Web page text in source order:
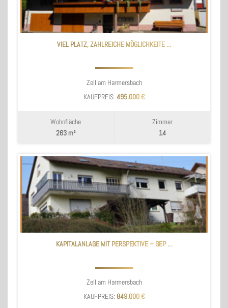
VIEL PLATZ, ZAHLREICHE MÖGLICHKEITE ...
Zell am Harmersbach
KAUFPREIS: 495.000 €
Wohnfläche
263 m²
Zimmer
14
KAPITALANLAGE MIT PERSPEKTIVE – GEP ...
Zell am Harmersbach
KAUFPREIS: 849.000 €